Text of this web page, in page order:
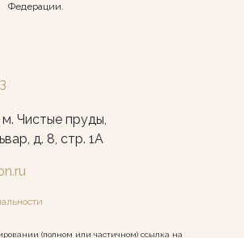
Федерации.
Чистые пруды,
д. 8, стр. 1А
(полном или частичном) ссылка на